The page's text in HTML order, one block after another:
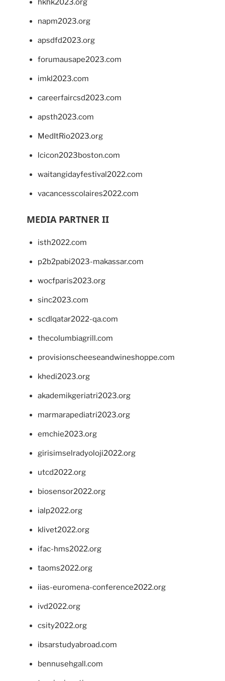
hkhk2023.org
napm2023.org
apsdfd2023.org
forumausape2023.com
imkl2023.com
careerfaircsd2023.com
apsth2023.com
MedItRio2023.org
lcicon2023boston.com
waitangidayfestival2022.com
vacancesscolaires2022.com
MEDIA PARTNER II
isth2022.com
p2b2pabi2023-makassar.com
wocfparis2023.org
sinc2023.com
scdlqatar2022-qa.com
thecolumbiagrill.com
provisionscheeseandwineshoppe.com
khedi2023.org
akademikgeriatri2023.org
marmarapediatri2023.org
emchie2023.org
girisimselradyoloji2022.org
utcd2022.org
biosensor2022.org
ialp2022.org
klivet2022.org
ifac-hms2022.org
taoms2022.org
iias-euromena-conference2022.org
ivd2022.org
csity2022.org
ibsarstudyabroad.com
bennusehgall.com